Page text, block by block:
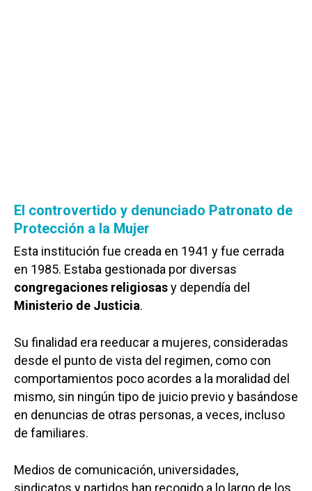
El controvertido y denunciado Patronato de
Protección a la Mujer
Esta institución fue creada en 1941 y fue cerrada
en 1985. Estaba gestionada por diversas
congregaciones religiosasy dependía del
Ministerio de Justicia.
Su finalidad era reeducar a mujeres, consideradas
desde el punto de vista del regimen, como con
comportamientos poco acordes a la moralidad del
mismo, sin ningún tipo de juicio previo y basándose
en denuncias de otras personas, a veces, incluso
de familiares.
Medios de comunicación, universidades,
sindicatos y partidos han recogido a lo largo de los